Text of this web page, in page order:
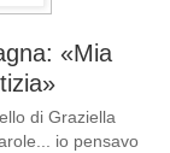
«Mia
di Graziella
io pensavo